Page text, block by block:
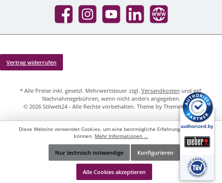
Facebook InstagramYouTube LinkedIn Website
Vertrag widerrufen
* Alle Preise inkl. gesetzl. Mehrwertsteuer zzgl. Versandkosten und ggf.
Nachnahmegebühren, wenn nicht anders angegeben.
© 2026 Stilwelt24 - Alle Rechte vorbehalten. Theme by ThemeWare®
Werkzeugleiste anzeigen
Diese Website verwendet Cookies, um eine bestmögliche Erfahrung bieten zu
können. Mehr Informationen ...
Nur technisch notwendige Konfigurieren
Alle Cookies akzeptieren